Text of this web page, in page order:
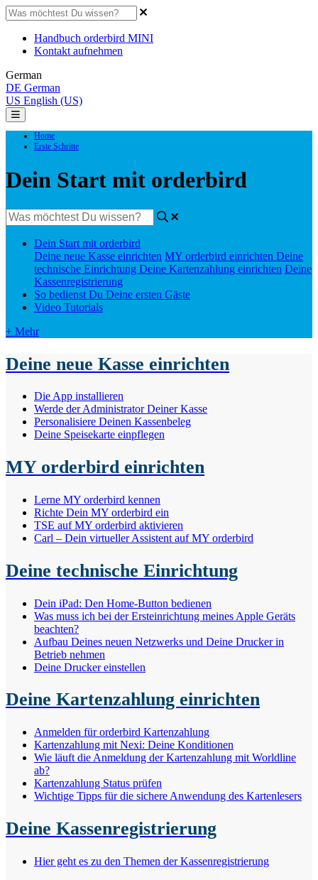
Handbuch orderbird MINI
Kontakt aufnehmen
German
DE German
US English (US)
Home
Erste Schritte
Dein Start mit orderbird
Dein Start mit orderbird
Deine neue Kasse einrichten MY orderbird einrichten Deine
technische Einrichtung Deine Kartenzahlung einrichten Deine
Kassenregistrierung
So bedienst Du Deine ersten Gäste
Video Tutorials
+ Mehr
Deine neue Kasse einrichten
Die App installieren
Werde der Administrator Deiner Kasse
Personalisiere Deinen Kassenbeleg
Deine Speisekarte einpflegen
MY orderbird einrichten
Lerne MY orderbird kennen
Richte Dein MY orderbird ein
TSE auf MY orderbird aktivieren
Carl – Dein virtueller Assistent auf MY orderbird
Deine technische Einrichtung
Dein iPad: Den Home-Button bedienen
Was muss ich bei der Ersteinrichtung meines Apple Geräts
beachten?
Aufbau Deines neuen Netzwerks und Deine Drucker in
Betrieb nehmen
Deine Drucker einstellen
Deine Kartenzahlung einrichten
Anmelden für orderbird Kartenzahlung
Kartenzahlung mit Nexi: Deine Konditionen
Wie läuft die Anmeldung der Kartenzahlung mit Worldline
ab?
Kartenzahlung Status prüfen
Wichtige Tipps für die sichere Anwendung des Kartenlesers
Deine Kassenregistrierung
Hier geht es zu den Themen der Kassenregistrierung